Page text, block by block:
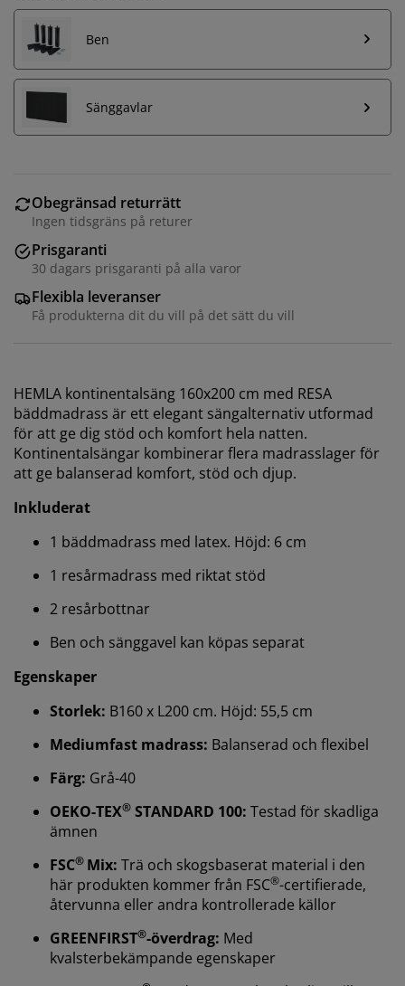
Ben
Sänggavlar
Obegränsad returrätt
Ingen tidsgräns på returer
Prisgaranti
30 dagars prisgaranti på alla varor
Flexibla leveranser
Få produkterna dit du vill på det sätt du vill
HEMLA kontinentalsäng 160x200 cm med RESA
bäddmadrass är ett elegant sängalternativ utformad
för att ge dig stöd och komfort hela natten.
Kontinentalsängar kombinerar flera madrasslager för
att ge balanserad komfort, stöd och djup.
Inkluderat
1 bäddmadrass med latex. Höjd: 6 cm
1 resårmadrass med riktat stöd
2 resårbottnar
Ben och sänggavel kan köpas separat
Egenskaper
Storlek: B160 x L200 cm. Höjd: 55,5 cm
Mediumfast madrass: Balanserad och flexibel
Färg: Grå-40
OEKO-TEX® STANDARD 100: Testad för skadliga
ämnen
FSC® Mix: Trä och skogsbaserat material i den
här produkten kommer från FSC®-certifierade,
återvunna eller andra kontrollerade källor
GREENFIRST®-överdrag: Med
kvalsterbekämpande egenskaper
Vi personifierar din upplevelse
På JYSK använder vi cookies och mobilidentifierare för
att säkerställa en bra upplevelse när du besöker vår
webbplats. Cookies samlar in information om dig för
att säkerställa funktionalitet, statistik och relevant
marknadsföring.